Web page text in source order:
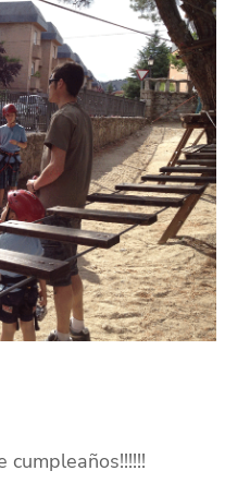
cumpleaños!!!!!!